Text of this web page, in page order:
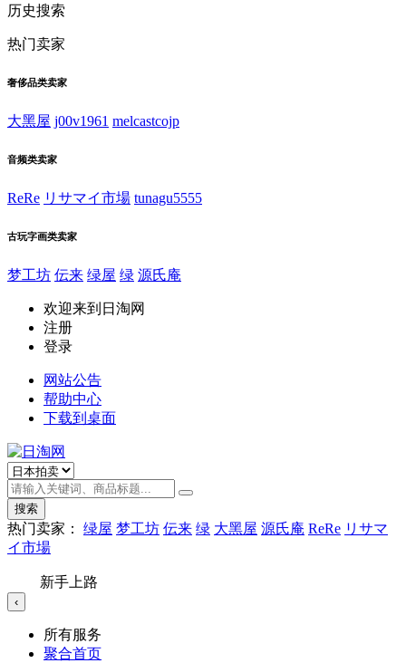
历史搜索
热门卖家
奢侈品类卖家
大黑屋 j00v1961 melcastcojp
音频类卖家
ReRe リサマイ市場 tunagu5555
古玩字画类卖家
梦工坊 伝来 绿屋 绿 源氏庵
欢迎来到日淘网
注册
登录
网站公告
帮助中心
下载到桌面
搜索
热门卖家： 绿屋 梦工坊 伝来 绿 大黑屋 源氏庵 ReRe リサマ
イ市場
新手上路
‹
所有服务
聚合首页